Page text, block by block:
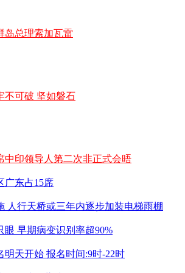
岛总理索加瓦雷
不可破 坚如磐石
中印领导人第二次非正式会晤
广东占15席
人行天桥或三年内逐步加装电梯雨棚
眼 早期病变识别率超90%
明天开始 报名时间:9时-22时